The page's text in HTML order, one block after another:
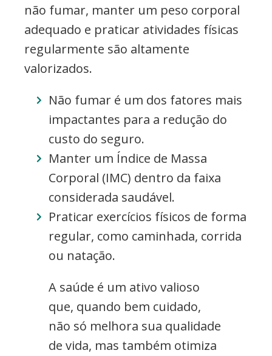
não fumar, manter um peso corporal
adequado e praticar atividades físicas
regularmente são altamente
valorizados.
Não fumar é um dos fatores mais
impactantes para a redução do
custo do seguro.
Manter um Índice de Massa
Corporal (IMC) dentro da faixa
considerada saudável.
Praticar exercícios físicos de forma
regular, como caminhada, corrida
ou natação.
A saúde é um ativo valioso
que, quando bem cuidado,
não só melhora sua qualidade
de vida, mas também otimiza